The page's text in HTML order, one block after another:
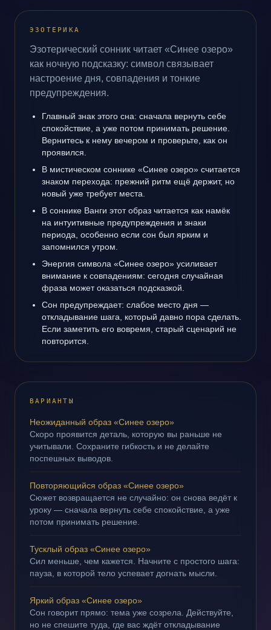
ЭЗОТЕРИКА
Эзотерический сонник читает «Синее озеро»
как ночную подсказку: символ связывает
настроение дня, совпадения и тонкие
предупреждения.
Главный знак этого сна: сначала вернуть себе
спокойствие, а уже потом принимать решение.
Вернитесь к нему вечером и проверьте, как он
проявился.
В мистическом соннике «Синее озеро» считается
знаком перехода: прежний ритм ещё держит, но
новый уже требует места.
В соннике Ванги этот образ читается как намёк
на интуитивные предупреждения и знаки
периода, особенно если сон был ярким и
запомнился утром.
Энергия символа «Синее озеро» усиливает
внимание к совпадениям: сегодня случайная
фраза может оказаться подсказкой.
Сон предупреждает: слабое место дня —
откладывание шага, который давно пора сделать.
Если заметить его вовремя, старый сценарий не
повторится.
ВАРИАНТЫ
Неожиданный образ «Синее озеро»
Скоро проявится деталь, которую вы раньше не
учитывали. Сохраните гибкость и не делайте
поспешных выводов.
Повторяющийся образ «Синее озеро»
Сюжет возвращается не случайно: он снова ведёт к
уроку — сначала вернуть себе спокойствие, а уже
потом принимать решение.
Тусклый образ «Синее озеро»
Сил меньше, чем кажется. Начните с простого шага:
пауза, в которой тело успевает догнать мысли.
Яркий образ «Синее озеро»
Сон говорит прямо: тема уже созрела. Действуйте,
но не спешите туда, где вас ждёт откладывание